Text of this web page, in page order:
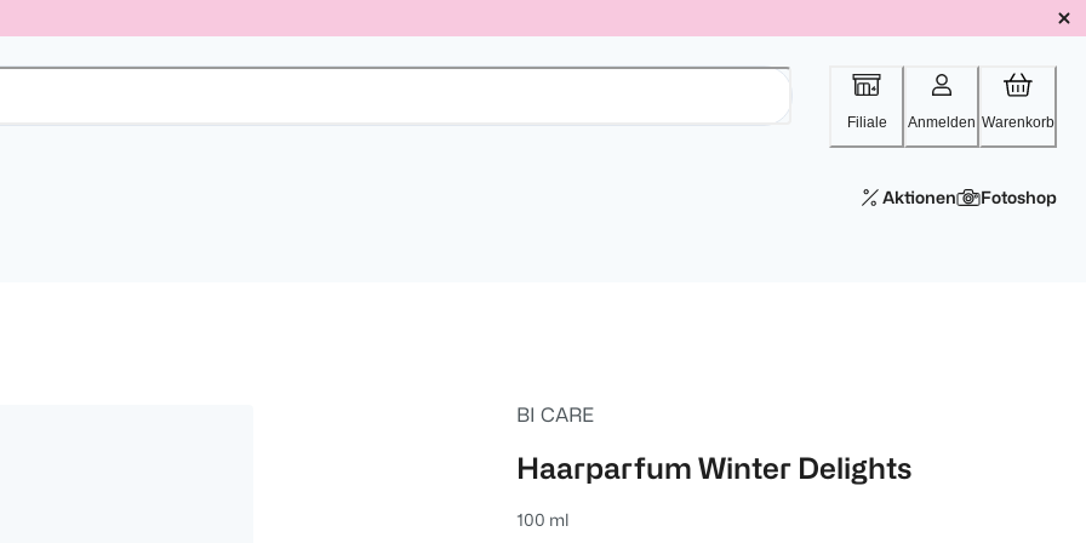
Filiale Anmelden Warenkorb
Aktionen Fotoshop
BI CARE
Haarparfum Winter Delights
100 ml